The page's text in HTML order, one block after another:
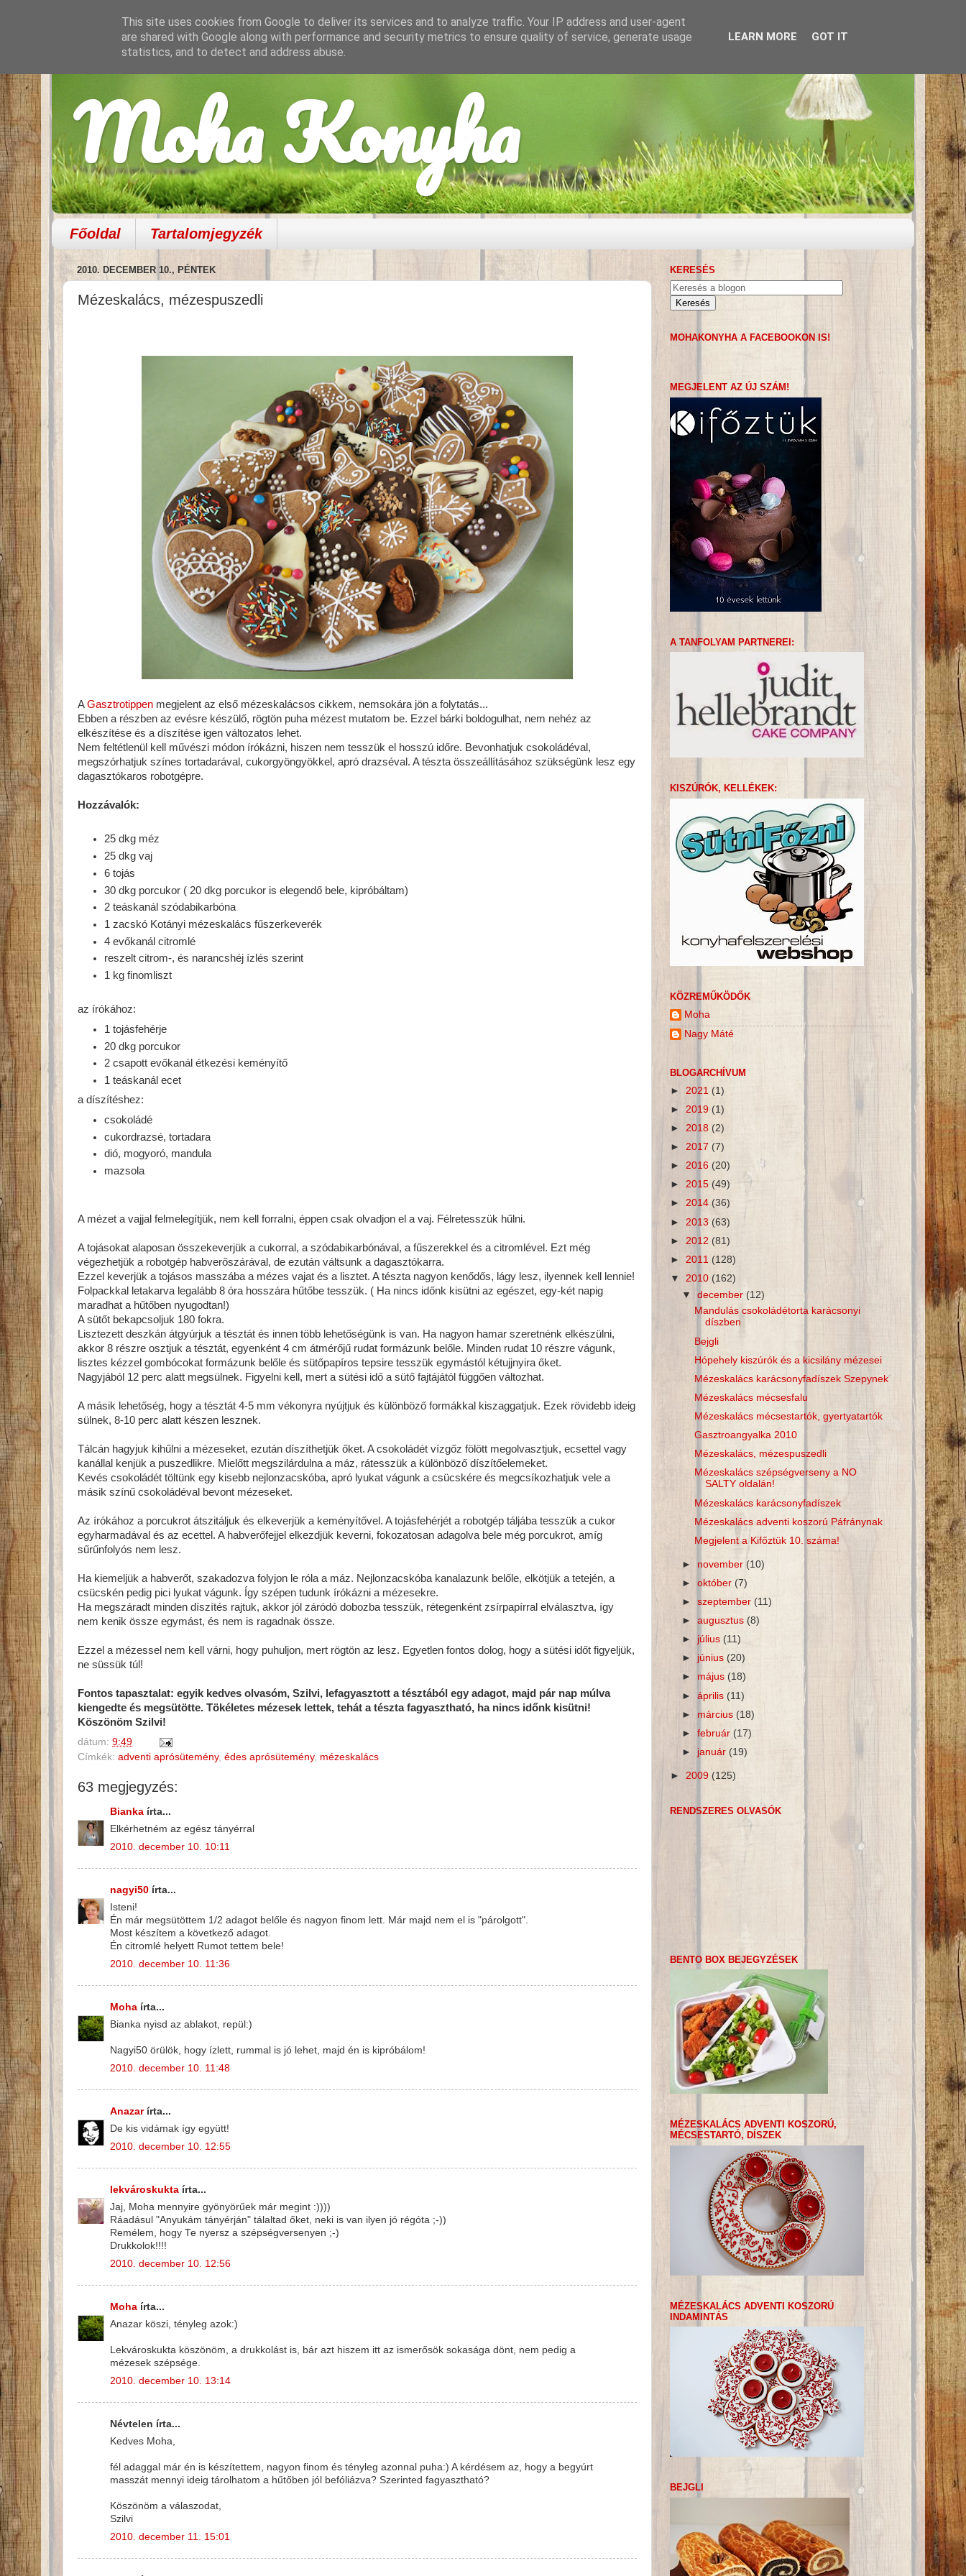
Moha Konyha
Főoldal Tartalomjegyzék
2010. DECEMBER 10., PÉNTEK
Mézeskalács, mézespuszedli
AGasztrotippen megjelent az első mézeskalácsos cikkem, nemsokára jön a folytatás...
Ebben a részben az evésre készülő, rögtön puha mézest mutatom be. Ezzel bárki boldogulhat, nem nehéz az
elkészítése és a díszítése igen változatos lehet.
Nem feltétlenül kell művészi módon írókázni, hiszen nem tesszük el hosszú időre. Bevonhatjuk csokoládéval,
megszórhatjuk színes tortadarával, cukorgyöngyökkel, apró drazséval. A tészta összeállításához szükségünk lesz egy
dagasztókaros robotgépre.
Hozzávalók:
25 dkg méz
25 dkg vaj
6 tojás
30 dkg porcukor ( 20 dkg porcukor is elegendő bele, kipróbáltam)
2 teáskanál szódabikarbóna
1 zacskó Kotányi mézeskalács fűszerkeverék
4 evőkanál citromlé
reszelt citrom-, és narancshéj ízlés szerint
1 kg finomliszt
az írókához:
1 tojásfehérje
20 dkg porcukor
2 csapott evőkanál étkezési keményítő
1 teáskanál ecet
a díszítéshez:
csokoládé
cukordrazsé, tortadara
dió, mogyoró, mandula
mazsola
A mézet a vajjal felmelegítjük, nem kell forralni, éppen csak olvadjon el a vaj. Félretesszük hűlni.
A tojásokat alaposan összekeverjük a cukorral, a szódabikarbónával, a fűszerekkel és a citromlével. Ezt még
végezhetjük a robotgép habverőszárával, de ezután váltsunk a dagasztókarra.
Ezzel keverjük a tojásos masszába a mézes vajat és a lisztet. A tészta nagyon kenődős, lágy lesz, ilyennek kell lennie!
Folpackkal letakarva legalább 8 óra hosszára hűtőbe tesszük. ( Ha nincs időnk kisütni az egészet, egy-két napig
maradhat a hűtőben nyugodtan!)
A sütőt bekapcsoljuk 180 fokra.
Lisztezett deszkán átgyúrjuk a tésztát és innen több lehetőségünk is van. Ha nagyon hamar szeretnénk elkészülni,
akkor 8 részre osztjuk a tésztát, egyenként 4 cm átmérőjű rudat formázunk belőle. Minden rudat 10 részre vágunk,
lisztes kézzel gombócokat formázunk belőle és sütőpapíros tepsire tesszük egymástól kétujjnyira őket.
Nagyjából 12 perc alatt megsülnek. Figyelni kell, mert a sütési idő a sütő fajtájától függően változhat.
A másik lehetőség, hogy a tésztát 4-5 mm vékonyra nyújtjuk és különböző formákkal kiszaggatjuk. Ezek rövidebb ideig
sülnek, 8-10 perc alatt készen lesznek.
Tálcán hagyjuk kihűlni a mézeseket, ezután díszíthetjük őket. A csokoládét vízgőz fölött megolvasztjuk, ecsettel vagy
kanállal kenjük a puszedlikre. Mielőtt megszilárdulna a máz, rátesszük a különböző díszítőelemeket.
Kevés csokoládét töltünk egy kisebb nejlonzacskóba, apró lyukat vágunk a csücskére és megcsíkozhatjuk vele a
másik színű csokoládéval bevont mézeseket.
Az írókához a porcukrot átszitáljuk és elkeverjük a keményítővel. A tojásfehérjét a robotgép táljába tesszük a cukor
egyharmadával és az ecettel. A habverőfejjel elkezdjük keverni, fokozatosan adagolva bele még porcukrot, amíg
sűrűnfolyós nem lesz.
Ha kiemeljük a habverőt, szakadozva folyjon le róla a máz. Nejlonzacskóba kanalazunk belőle, elkötjük a tetején, a
csücskén pedig pici lyukat vágunk. Így szépen tudunk írókázni a mézesekre.
Ha megszáradt minden díszítés rajtuk, akkor jól záródó dobozba tesszük, rétegenként zsírpapírral elválasztva, így
nem kenik össze egymást, és nem is ragadnak össze.
Ezzel a mézessel nem kell várni, hogy puhuljon, mert rögtön az lesz. Egyetlen fontos dolog, hogy a sütési időt figyeljük,
ne süssük túl!
Fontos tapasztalat: egyik kedves olvasóm, Szilvi, lefagyasztott a tésztából egy adagot, majd pár nap múlva
kiengedte és megsütötte. Tökéletes mézesek lettek, tehát a tészta fagyasztható, ha nincs időnk kisütni!
Köszönöm Szilvi!
dátum: 9:49
Címkék: adventi aprósütemény, édes aprósütemény, mézeskalács
63 megjegyzés:
Bianka írta...
Elkérhetném az egész tányérral
2010. december 10. 10:11
nagyi50 írta...
Isteni!
Én már megsütöttem 1/2 adagot belőle és nagyon finom lett. Már majd nem el is "párolgott".
Most készítem a következő adagot.
Én citromlé helyett Rumot tettem bele!
2010. december 10. 11:36
Moha írta...
Bianka nyisd az ablakot, repül:)
Nagyi50 örülök, hogy ízlett, rummal is jó lehet, majd én is kipróbálom!
2010. december 10. 11:48
Anazarírta...
De kis vidámak így együtt!
2010. december 10. 12:55
lekvároskukta írta...
Jaj, Moha mennyire gyönyörűek már megint :))))
Ráadásul "Anyukám tányérján" tálaltad őket, neki is van ilyen jó régóta ;-))
Remélem, hogy Te nyersz a szépségversenyen ;-)
Drukkolok!!!!
2010. december 10. 12:56
Moha írta...
Anazar köszi, tényleg azok:)
Lekvároskukta köszönöm, a drukkolást is, bár azt hiszem itt az ismerősök sokasága dönt, nem pedig a
mézesek szépsége.
2010. december 10. 13:14
Névtelen írta...
Kedves Moha,
fél adaggal már én is készítettem, nagyon finom és tényleg azonnal puha:) A kérdésem az, hogy a begyúrt
masszát mennyi ideig tárolhatom a hűtőben jól befóliázva? Szerinted fagyasztható?
Köszönöm a válaszodat,
Szilvi
2010. december 11. 15:01
KERESÉS
MOHAKONYHA A FACEBOOKON IS!
MEGJELENT AZ ÚJ SZÁM!
A TANFOLYAM PARTNEREI:
KISZÚRÓK, KELLÉKEK:
KÖZREMŰKÖDŐK
Moha
Nagy Máté
BLOGARCHÍVUM
► 2021 (1)
► 2019 (1)
► 2018 (2)
► 2017 (7)
► 2016 (20)
► 2015 (49)
► 2014 (36)
► 2013 (63)
► 2012 (81)
► 2011 (128)
▼ 2010 (162)
▼december(12)
Mandulás csokoládétorta karácsonyi
díszben
Bejgli
Hópehely kiszúrók és a kicsilány mézesei
Mézeskalács karácsonyfadíszek Szepynek
Mézeskalács mécsesfalu
Mézeskalács mécsestartók, gyertyatartók
Gasztroangyalka 2010
Mézeskalács, mézespuszedli
Mézeskalács szépségverseny a NO
SALTY oldalán!
Mézeskalács karácsonyfadíszek
Mézeskalács adventi koszorú Páfránynak
Megjelent a Kifőztük 10. száma!
► november (10)
►október (7)
►szeptember (11)
►augusztus(8)
► július (11)
► június (20)
► május (18)
►április (11)
► március (18)
►február (17)
► január (19)
► 2009 (125)
RENDSZERES OLVASÓK
BENTO BOX BEJEGYZÉSEK
MÉZESKALÁCS ADVENTI KOSZORÚ,
MÉCSESTARTÓ, DÍSZEK
MÉZESKALÁCS ADVENTI KOSZORÚ
INDAMINTÁS
BEJGLI
This site uses cookies from Google to deliver its services and to analyze traffic. Your IP address and user-agent
are shared with Google along with performance and security metrics to ensure quality of service, generate usage
statistics, and to detect and address abuse.
LEARN MORE GOT IT